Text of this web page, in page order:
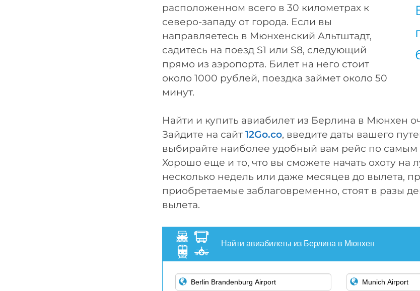
расположенном всего в 30 километрах к
северо-западу от города. Если вы
направляетесь в Мюнхенский Альтштадт,
садитесь на поезд S1 или S8, следующий
прямо из аэропорта. Билет на него стоит
около 1000 рублей, поездка займет около 50
минут.
Найти и купить авиабилет из Берлина в Мюнхен
Зайдите на сайт 12Go.co, введите даты вашего
выбирайте наиболее удобный вам рейс по
Хорошо еще и то, что вы сможете начать охоту на
несколько недель или даже месяцев до вылета,
приобретаемые заблаговременно, стоят в разы
вылета.
Найти авиабилеты из Берлина в Мюнхен